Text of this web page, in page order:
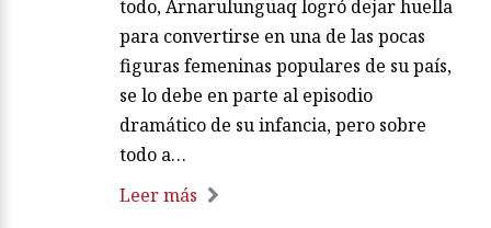
todo, Arnarulunguaq logró dejar huella
para convertirse en una de las pocas
figuras femeninas populares de su país,
se lo debe en parte al episodio
dramático de su infancia, pero sobre
todo a…
Leer más